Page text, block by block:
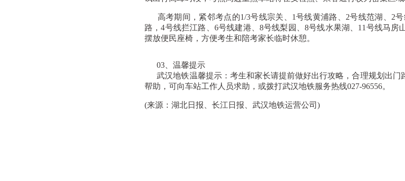
高考期间，紧邻考点的1/3号线宗关、1号线黄浦路、2号线范湖、2
路，4号线拦江路、6号线建港、8号线梨园、8号线水果湖、11号线马
摆放便民座椅，方便考生和陪考家长临时休憩。
03、 温馨提示
武汉地铁温馨提示：考生和家长请提前做好出行攻略，合理规划出门
帮助，可向车站工作人员求助，或拨打武汉地铁服务热线027-96556。
(来源：湖北日报、长江日报、武汉地铁运营公司)